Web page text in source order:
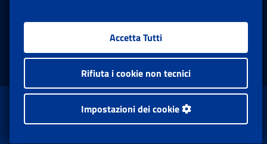
Facebook: Apre una nuova finestra
Twitter: Apre una nuova finestra
Whatsapp: Apre una nuova
Youtube: Apre una
Instagram:
www.inps.gov.it © 1997-2026
Istituto Nazionale Previdenza Sociale.
Accetta Tutti
Rifiuta i cookie non tecnici
Impostazioni dei cookie